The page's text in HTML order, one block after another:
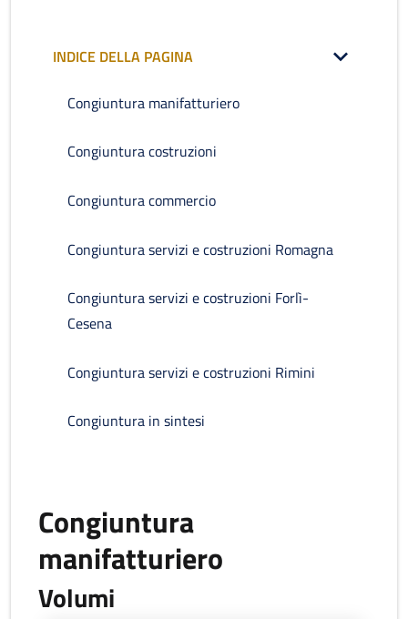
INDICE DELLA PAGINA
Congiuntura manifatturiero
Congiuntura costruzioni
Congiuntura commercio
Congiuntura servizi e costruzioni Romagna
Congiuntura servizi e costruzioni Forlì-
Cesena
Congiuntura servizi e costruzioni Rimini
Congiuntura in sintesi
Congiuntura
manifatturiero
Volumi